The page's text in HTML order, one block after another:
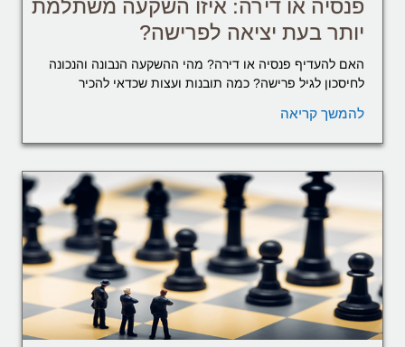
פנסיה או דירה: איזו השקעה משתלמת
יותר בעת יציאה לפרישה?
האם להעדיף פנסיה או דירה? מהי ההשקעה הנבונה והנכונה
לחיסכון לגיל פרישה? כמה תובנות ועצות שכדאי להכיר
להמשך קריאה